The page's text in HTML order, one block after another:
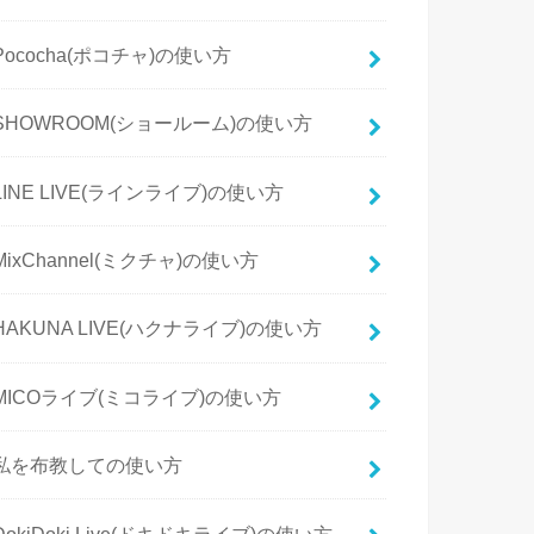
ポコチャ)の使い方
ショールーム)の使い方
LIVE(ラインライブ)の使い方
ミクチャ)の使い方
LIVE(ハクナライブ)の使い方
ライブ(ミコライブ)の使い方
を布教しての使い方